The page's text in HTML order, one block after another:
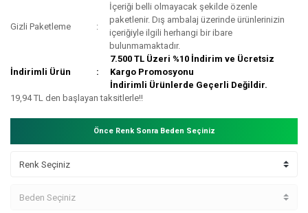
Gizli Paketleme
İçeriği belli olmayacak şekilde özenle
paketlenir. Dış ambalaj üzerinde ürünlerinizin
içeriğiyle ilgili herhangi bir ibare
bulunmamaktadır.
İndirimli Ürün
7.500 TL Üzeri %10 İndirim ve Ücretsiz
Kargo Promosyonu
İndirimli Ürünlerde Geçerli Değildir.
19,94 TL den başlayan taksitlerle!!
Önce Renk Sonra Beden Seçiniz